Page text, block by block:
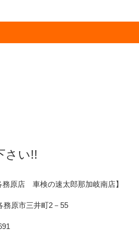
さい!!
車検の速太郎那加岐南店】
三井町2－55